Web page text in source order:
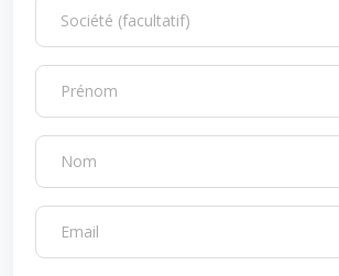
Société (facultatif)
Prénom
Nom
Email